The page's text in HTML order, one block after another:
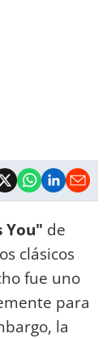
You" de
clásicos
fue uno
para
la